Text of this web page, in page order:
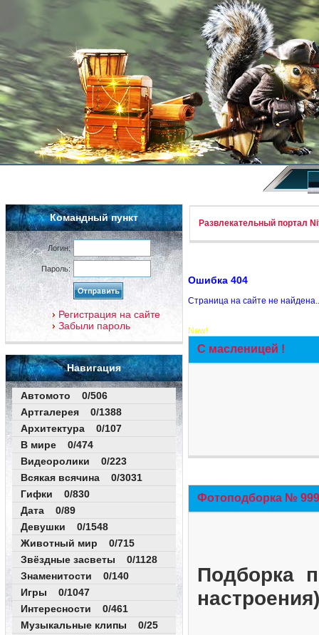
Командный пункт
Логин:
Пароль:
Регистрация на сайте
Забыли пароль
Навигация
Автомото 0/506
Артгалерея 0/1388
Архитектура 0/107
В мире 0/474
Видеоролики 0/223
Всякая всячина 0/3031
Гифки 0/830
Дата 0/89
Девушки 0/1548
Животный мир 0/715
Звёздные засветы 0/1128
Знаменитости 0/140
Игры 0/1047
Интересности 0/461
Музыкальные клипы 0/25
Развлекательный портал
Ошибка 404
Страница на сайте не
New!
С масленицей !
Фотоподборка №
Подборка